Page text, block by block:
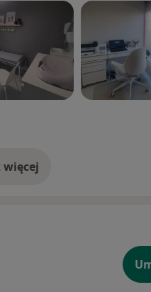
więcej
o doświadczeniu